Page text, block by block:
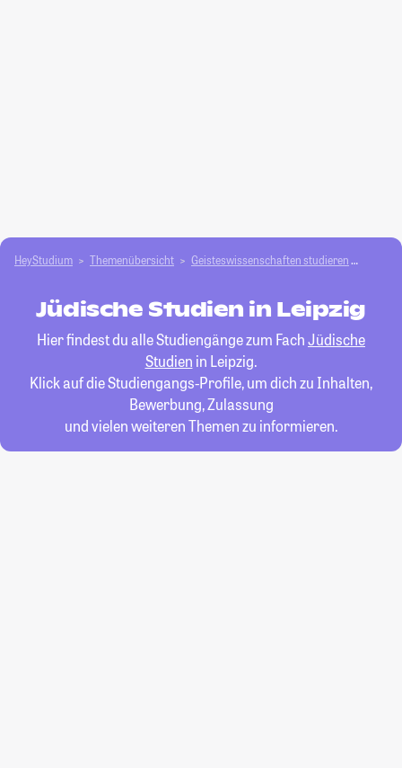
HeyStudium Themenübersicht Geisteswissenschaften studieren
Jüdische Studien in Leipzig
Hier findest du alle Studiengänge zum FachJüdische
Studien in Leipzig.
Klick auf die Studiengangs-Profile, um dich zu Inhalten,
Bewerbung, Zulassung
und vielen weiteren Themen zu informieren.